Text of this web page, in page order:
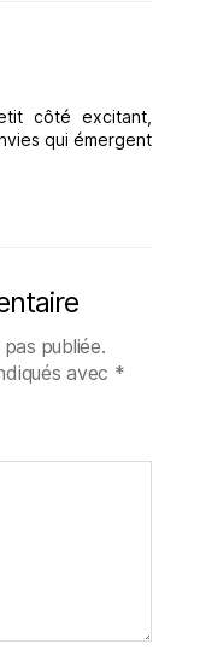
côté excitant,
qui émergent
publiée.
avec *